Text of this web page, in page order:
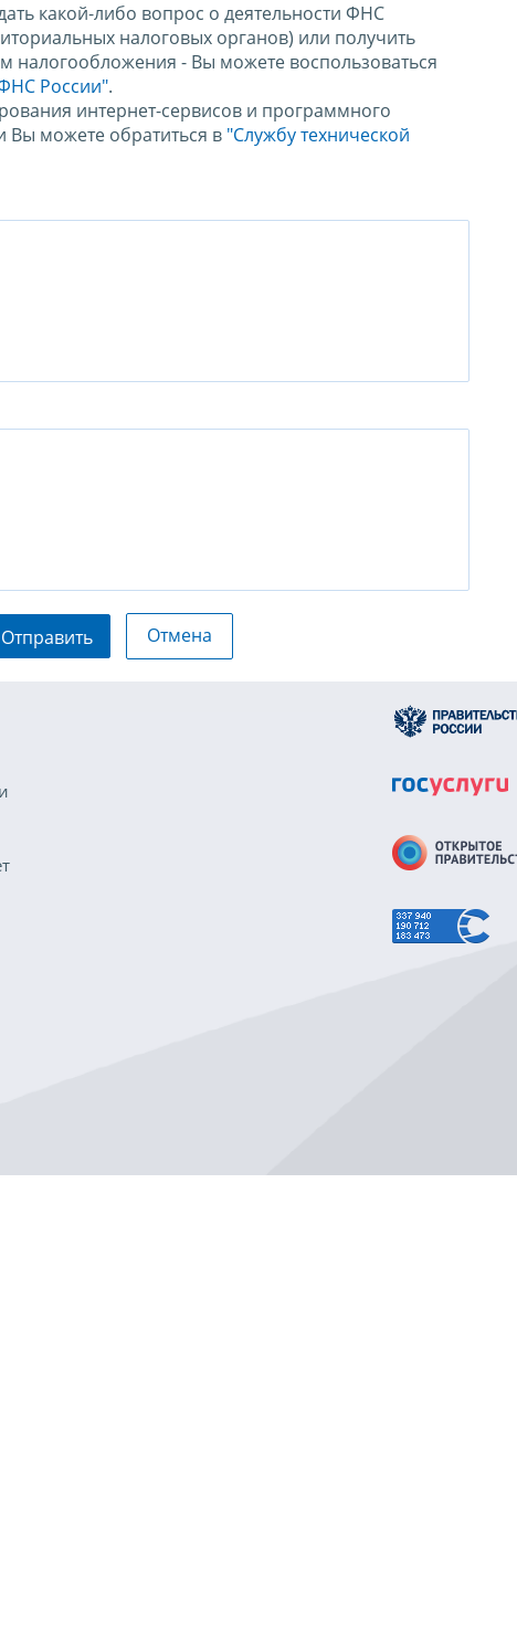
какой-либо вопрос о деятельности ФНС
налоговых органов) или получить
налогообложения - Вы можете воспользоваться
России".
интернет-сервисов и программного
можете обратиться в "Службу технической
Отправить Отмена